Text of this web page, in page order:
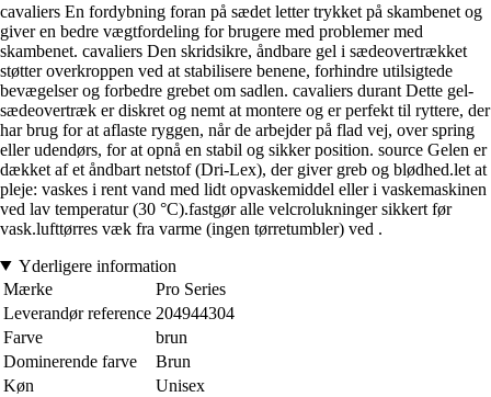
cavaliers En fordybning foran på sædet letter trykket på skambenet og
giver en bedre vægtfordeling for brugere med problemer med
skambenet. cavaliers Den skridsikre, åndbare gel i sædeovertrækket
støtter overkroppen ved at stabilisere benene, forhindre utilsigtede
bevægelser og forbedre grebet om sadlen. cavaliers durant Dette gel-
sædeovertræk er diskret og nemt at montere og er perfekt til ryttere, der
har brug for at aflaste ryggen, når de arbejder på flad vej, over spring
eller udendørs, for at opnå en stabil og sikker position. source Gelen er
dækket af et åndbart netstof (Dri-Lex), der giver greb og blødhed.let at
pleje: vaskes i rent vand med lidt opvaskemiddel eller i vaskemaskinen
ved lav temperatur (30 °C).fastgør alle velcrolukninger sikkert før
vask.lufttørres væk fra varme (ingen tørretumbler) ved .
Yderligere information
Mærke
Pro Series
Leverandør reference 204944304
Farve
brun
Dominerende farve
Brun
Køn
Unisex